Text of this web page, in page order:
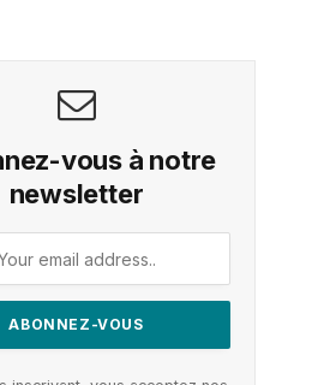
vous à notre
newsletter